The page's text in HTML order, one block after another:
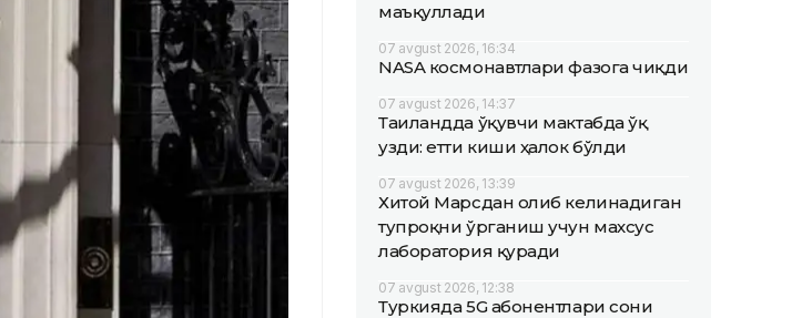
маъқуллади
07 avgust 2026, 16:34
NASA космонавтлари фазога чиқди
07 avgust 2026, 14:37
Таиландда ўқувчи мактабда ўқ
узди: етти киши ҳалок бўлди
07 avgust 2026, 13:39
Хитой Марсдан олиб келинадиган
тупроқни ўрганиш учун махсус
лаборатория қуради
07 avgust 2026, 12:38
Туркияда 5G абонентлари сони